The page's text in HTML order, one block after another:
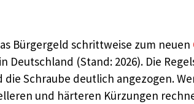
Bürgergeld schrittweise zum neuen
Deutschland (Stand: 2026). Die
die Schraube deutlich angezogen.
und härteren Kürzungen